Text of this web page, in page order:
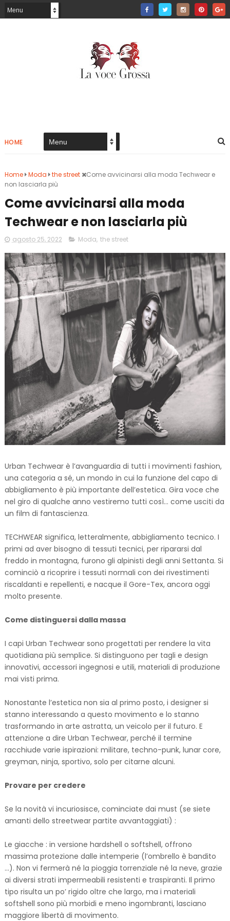
HOME
Home Moda the street
Come avvicinarsi alla moda Techwear e
non lasciarla più
Come avvicinarsi alla moda
Techwear e non lasciarla più
agosto 25, 2022 Moda, the street
Urban Techwear è l’avanguardia di tutti i movimenti fashion,
una categoria a sé, un mondo in cui la funzione del capo di
abbigliamento è più importante dell’estetica. Gira voce che
nel giro di qualche anno vestiremo tutti così… come usciti da
un film di fantascienza.
TECHWEAR significa, letteralmente, abbigliamento tecnico. I
primi ad aver bisogno di tessuti tecnici, per ripararsi dal
freddo in montagna, furono gli alpinisti degli anni Settanta. Si
cominciò a ricoprire i tessuti normali con dei rivestimenti
riscaldanti e repellenti, e nacque il Gore-Tex, ancora oggi
molto presente.
Come distinguersi dalla massa
I capi Urban Techwear sono progettati per rendere la vita
quotidiana più semplice. Si distinguono per tagli e design
innovativi, accessori ingegnosi e utili, materiali di produzione
mai visti prima.
Nonostante l’estetica non sia al primo posto, i designer si
stanno interessando a questo movimento e lo stanno
trasformando in arte astratta, un veicolo per il futuro. E
attenzione a dire Urban Techwear, perché il termine
racchiude varie ispirazioni: militare, techno-punk, lunar core,
greyman, ninja, sportivo, solo per citarne alcuni.
Provare per credere
Se la novità vi incuriosisce, cominciate dai must (se siete
amanti dello streetwear partite avvantaggiati) :
Le giacche : in versione hardshell o softshell, offrono
massima protezione dalle intemperie (l’ombrello è bandito
…). Non vi fermerà né la pioggia torrenziale né la neve, grazie
ai diversi strati impermeabili resistenti e traspiranti. Il primo
tipo risulta un po’ rigido oltre che largo, ma i materiali
softshell sono più morbidi e meno ingombranti, lasciano
maggiore libertà di movimento.